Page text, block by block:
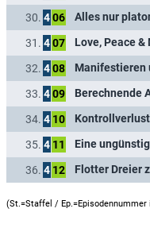
30. 406 Alles nur
31. 407 Love, Peace &
32. 408 Manifestieren
33. 409 Berechnende
34. 4 10
35. 4 11
36. 4 12 Flotter Dreier
(St.=Staffel /